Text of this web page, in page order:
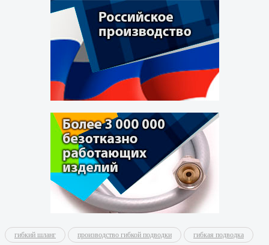
гибкий шланг производство гибкой подводки гибкая подводка